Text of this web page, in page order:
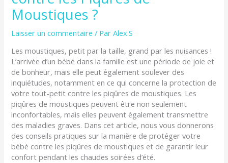
Moustiques ?
Laisser un commentaire / ParAlex.S
Les moustiques, petit par la taille, grand par les nuisances !
L’arrivée d’un bébé dans la famille est une période de joie et
de bonheur, mais elle peut également soulever des
inquiétudes, notamment en ce qui concerne la protection de
votre tout-petit contre les piqûres de moustiques. Les
piqûres de moustiques peuvent être non seulement
inconfortables, mais elles peuvent également transmettre
des maladies graves. Dans cet article, nous vous donnerons
des conseils pratiques sur la manière de protéger votre
bébé contre les piqûres de moustiques et de garantir leur
confort pendant les chaudes soirées d’été.